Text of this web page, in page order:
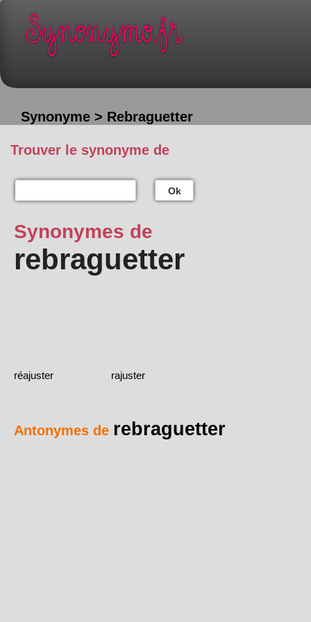
Synonyme > Rebraguetter
Trouver le synonyme de
Ok
Synonymes de
rebraguetter
réajuster rajuster
Antonymes de rebraguetter